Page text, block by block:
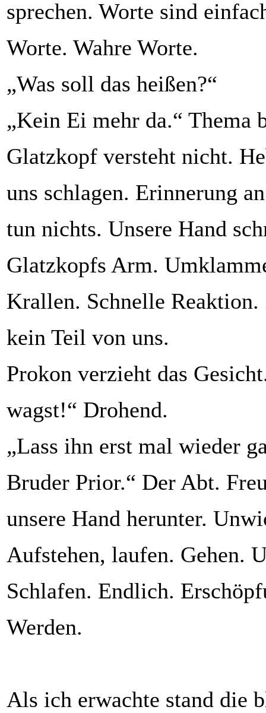
sprechen. Worte sind
Worte. Wahre Worte.
„Was soll das heißen?“
„Kein Ei mehr da.“ Thema
Glatzkopf versteht nicht.
uns schlagen. Erinnerung
tun nichts. Unsere Hand
Glatzkopfs Arm.
Krallen. Schnelle
kein Teil von uns.
Prokon verzieht das
wagst!“ Drohend.
„Lass ihn erst mal wieder
Bruder Prior.“ Der Abt.
unsere Hand herunter.
Aufstehen, laufen. Gehen.
Schlafen. Endlich.
Werden.
Als ich erwachte stand die